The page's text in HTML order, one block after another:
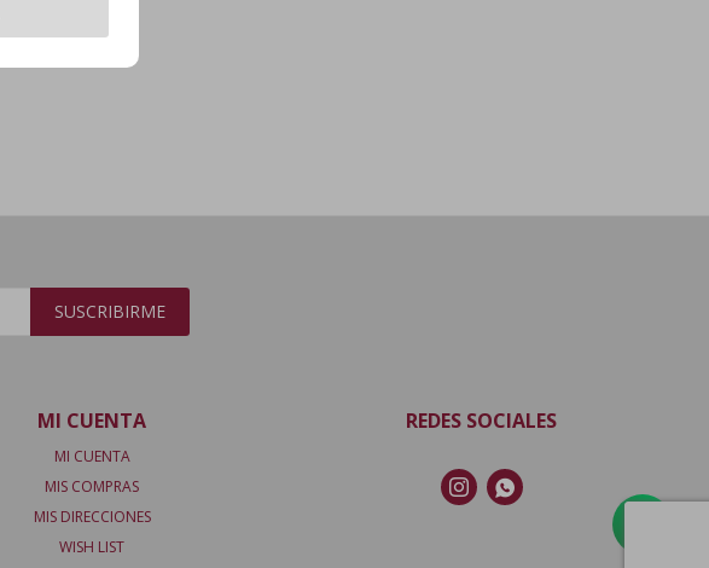
SUSCRIBIRME
REDES SOCIALES
 
MI CUENTA
MI CUENTA
MIS COMPRAS
MIS DIRECCIONES
WISH LIST